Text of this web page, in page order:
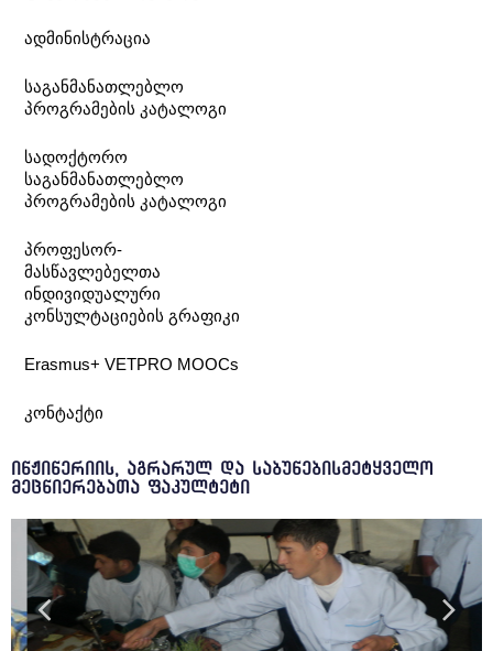
ადმინისტრაცია
საგანმანათლებლო
პროგრამების კატალოგი
სადოქტორო
საგანმანათლებლო
პროგრამების კატალოგი
პროფესორ-
მასწავლებელთა
ინდივიდუალური
კონსულტაციების გრაფიკი
Erasmus+ VETPRO MOOCs
კონტაქტი
ინჟინერიის, აგრარულ და საბუნებისმეტყველო
მეცნიერებათა ფაკულტეტი